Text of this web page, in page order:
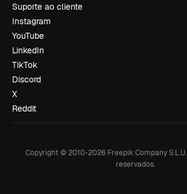
Suporte ao cliente
Instagram
YouTube
LinkedIn
TikTok
Discord
X
Reddit
Copyright © 2010-2026Freepik Company S.L.U.
reservados.